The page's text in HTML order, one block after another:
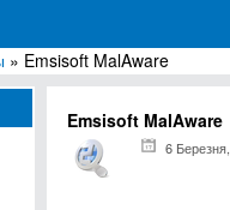
программ для Windows
» Emsisoft MalAware
Emsisoft MalAware
6